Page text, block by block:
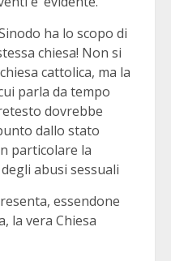
ha lo scopo di
chiesa! Non si
cattolica, ma la
parla da tempo
dovrebbe
dallo stato
particolare la
abusi sessuali
essendone
la vera Chiesa